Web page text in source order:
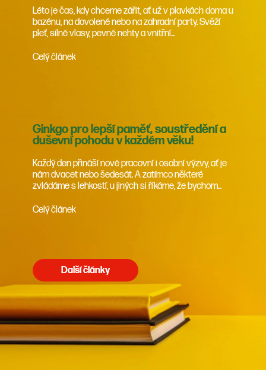
Léto je čas, kdy chceme zářit, ať už v plavkách doma u
bazénu, na dovolené nebo na zahradní party. Svěží
pleť, silné vlasy, pevné nehty a vnitřní...
Celý článek
Ginkgo pro lepší paměť, soustředění a
duševní pohodu v každém věku!
Každý den přináší nové pracovní i osobní výzvy, ať je
nám dvacet nebo šedesát. A zatímco některé
zvládáme s lehkostí, u jiných si říkáme, že bychom...
Celý článek
Další články